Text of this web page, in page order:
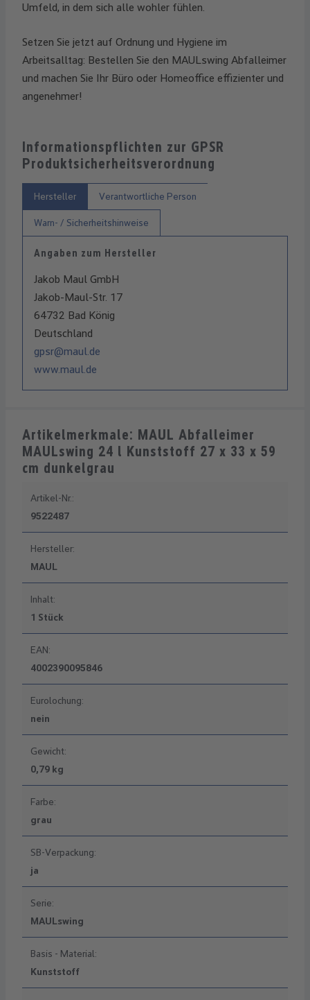
Umfeld, in dem sich alle wohler fühlen.
Setzen Sie jetzt auf Ordnung und Hygiene im
Arbeitsalltag: Bestellen Sie den MAULswing Abfalleimer
und machen Sie Ihr Büro oder Homeoffice effizienter und
angenehmer!
Informationspflichten zur GPSR
Produktsicherheitsverordnung
Hersteller Verantwortliche Person
Warn- / Sicherheitshinweise
Angaben zum Hersteller
Jakob Maul GmbH
Jakob-Maul-Str. 17
64732 Bad König
Deutschland
gpsr@maul.de
www.maul.de
Artikelmerkmale: MAUL Abfalleimer
MAULswing 24 l Kunststoff 27 x 33 x 59
cm dunkelgrau
Artikel-Nr.:
9522487
Hersteller:
MAUL
Inhalt:
1 Stück
EAN:
4002390095846
Eurolochung:
nein
Gewicht:
0,79 kg
Farbe:
grau
SB-Verpackung:
ja
Serie:
MAULswing
Basis - Material:
Kunststoff